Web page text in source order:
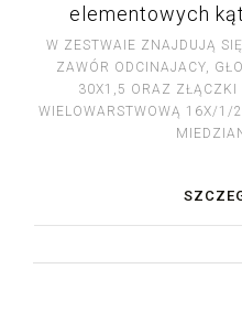
elementowych
W ZESTWAIE ZNAJDUJĄ
ZAWÓR ODCINAJACY,
30X1,5 ORAZ ZŁĄCZKI
WIELOWARSTWOWĄ 16X/1/